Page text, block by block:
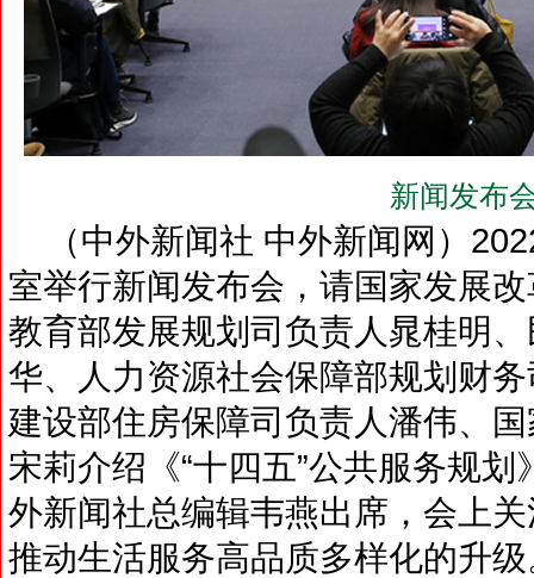
新闻发布
（中外新闻社 中外新闻网）
室举行新闻发布会，请国家发展
教育部发展规划司负责人晁桂明
华、人力资源社会保障部规划财
建设部住房保障司负责人潘伟、
宋莉介绍《“十四五”公共服务规
外新闻社总编辑韦燕出席，会上
推动生活服务高品质多样化的升